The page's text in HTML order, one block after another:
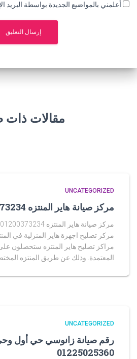
أعلمني بالمواضيع الجديدة بواسطة البريد
مقالات ذات
UNCATEGORIZED
مركز صيانة هاير المنتزه 01200373234
مركز تصليح اجهزة هاير المنزلية في
مراكز تصليح هاير المنتزه ستحصلون
المعتمدة. وذلك عن طريق المنتزه
UNCATEGORIZED
رقم صيانة زانوسي حي أول وحي
01225025360